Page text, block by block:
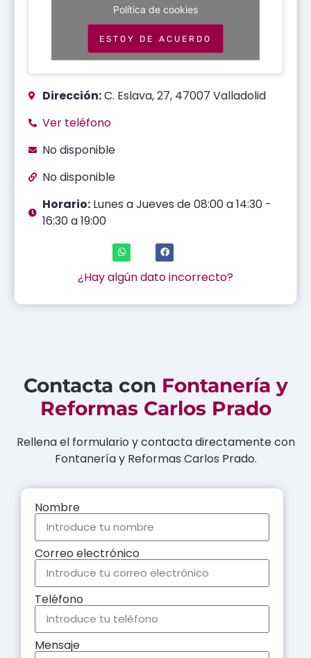
Política de cookies
ESTOY DE ACUERDO
Dirección:C. Eslava, 27, 47007 Valladolid
Ver teléfono
No disponible
No disponible
Horario: Lunes a Jueves de 08:00 a 14:30 -
16:30 a 19:00
¿Hay algún dato incorrecto?
Contacta con Fontanería y
Reformas Carlos Prado
Rellena el formulario y contacta directamente con
Fontanería y Reformas Carlos Prado.
Nombre
Correo electrónico
Teléfono
Mensaje